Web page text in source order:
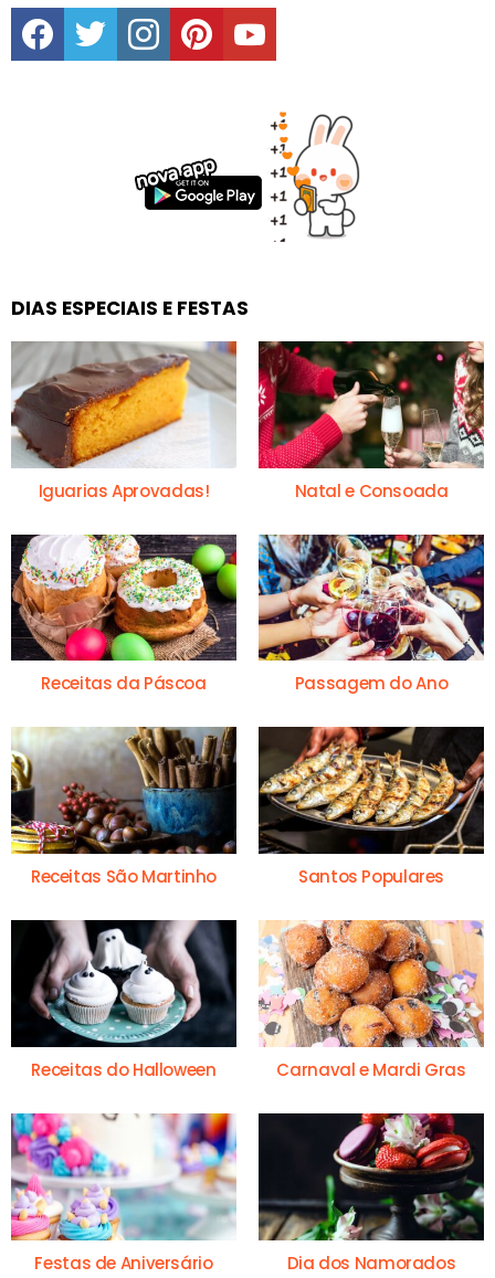
facebooktwitter instagrampinterestyoutube
DIAS ESPECIAIS E FESTAS
Iguarias Aprovadas! Natal e Consoada
Receitas da Páscoa Passagem do Ano
Receitas São Martinho Santos Populares
Receitas do Halloween Carnaval e Mardi Gras
Festas de Aniversário Dia dos Namorados